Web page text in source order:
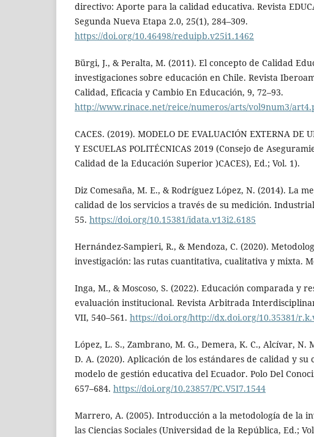
directivo: Aporte para la calidad educativa. Revista
Segunda Nueva Etapa 2.0, 25(1), 284–309.
https://doi.org/10.46498/reduipb.v25i1.1462
Bürgi, J., & Peralta, M. (2011). El concepto de Calidad
investigaciones sobre educación en Chile. Revista
Calidad, Eficacia y Cambio En Educación, 9, 72–93.
http://www.rinace.net/reice/numeros/arts/vol9num3/
CACES. (2019). MODELO DE EVALUACIÓN EXTERNA DE
Y ESCUELAS POLITÉCNICAS 2019 (Consejo de
Calidad de la Educación Superior )CACES), Ed.; Vol. 1).
Diz Comesaña, M. E., & Rodríguez López, N. (2014). La
calidad de los servicios a través de su medición.
55. https://doi.org/10.15381/idata.v13i2.6185
Hernández-Sampieri, R., & Mendoza, C. (2020).
investigación: las rutas cuantitativa, cualitativa y mixta.
Inga, M., & Moscoso, S. (2022). Educación comparada y
evaluación institucional. Revista Arbitrada
VII, 540–561. https://doi.org/http://dx.doi.org/10.35381/
López, L. S., Zambrano, M. G., Demera, K. C., Alcívar, N.
D. A. (2020). Aplicación de los estándares de calidad y
modelo de gestión educativa del Ecuador. Polo Del
657–684. https://doi.org/10.23857/PC.V5I7.1544
Marrero, A. (2005). Introducción a la metodología de la
las Ciencias Sociales (Universidad de la República, Ed.;